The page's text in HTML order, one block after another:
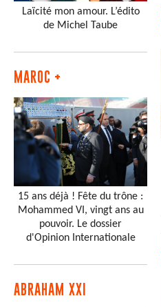
Laïcité mon amour. L’édito
de Michel Taube
MAROC +
15 ans déjà ! Fête du trône :
Mohammed VI, vingt ans au
pouvoir. Le dossier
d'Opinion Internationale
ABRAHAM XXI